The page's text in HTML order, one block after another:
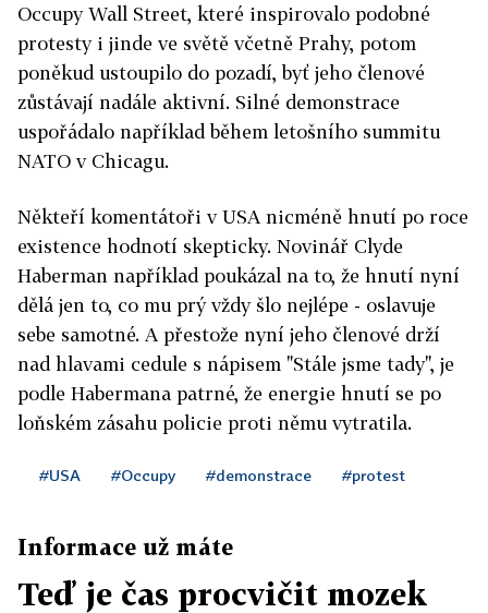
Occupy Wall Street, které inspirovalo podobné
protesty i jinde ve světě včetně Prahy, potom
poněkud ustoupilo do pozadí, byť jeho členové
zůstávají nadále aktivní. Silné demonstrace
uspořádalo například během letošního summitu
NATO v Chicagu.
Někteří komentátoři v USA nicméně hnutí po roce
existence hodnotí skepticky. Novinář Clyde
Haberman například poukázal na to, že hnutí nyní
dělá jen to, co mu prý vždy šlo nejlépe - oslavuje
sebe samotné. A přestože nyní jeho členové drží
nad hlavami cedule s nápisem "Stále jsme tady", je
podle Habermana patrné, že energie hnutí se po
loňském zásahu policie proti němu vytratila.
#USA #Occupy #demonstrace #protest
Informace už máte
Teď je čas procvičit mozek